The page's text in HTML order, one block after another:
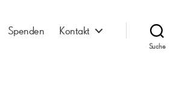
Spenden Kontakt
Suche